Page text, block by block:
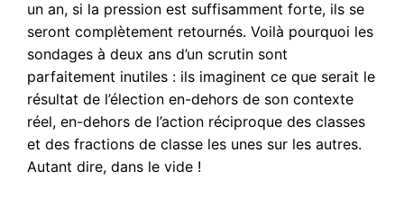
un an, si la pression est suffisamment forte, ils se
seront complètement retournés. Voilà pourquoi les
sondages à deux ans d’un scrutin sont
parfaitement inutiles : ils imaginent ce que serait le
résultat de l’élection en-dehors de son contexte
réel, en-dehors de l’action réciproque des classes
et des fractions de classe les unes sur les autres.
Autant dire, dans le vide !